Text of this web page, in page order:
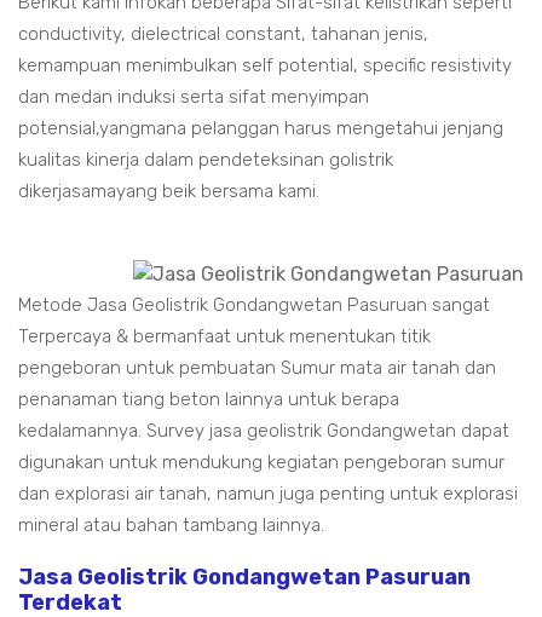
conductivity, dielectrical constant, tahanan jenis,
kemampuan menimbulkan self potential, specific resistivity
dan medan induksi serta sifat menyimpan
potensial,yangmana pelanggan harus mengetahui jenjang
kualitas kinerja dalam pendeteksinan golistrik
dikerjasamayang beik bersama kami.
Metode Jasa Geolistrik Gondangwetan Pasuruan sangat
Terpercaya & bermanfaat untuk menentukan titik
pengeboran untuk pembuatan Sumur mata air tanah dan
penanaman tiang beton lainnya untuk berapa
kedalamannya. Survey jasa geolistrik Gondangwetan dapat
digunakan untuk mendukung kegiatan pengeboran sumur
dan explorasi air tanah, namun juga penting untuk explorasi
mineral atau bahan tambang lainnya.
Jasa Geolistrik Gondangwetan Pasuruan
Terdekat